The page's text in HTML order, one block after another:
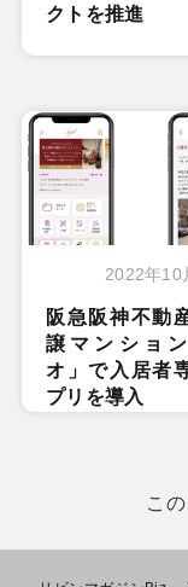
クトを推進
2022年10
阪急阪神不動
譲マンショ
オ」で入居者
プリを導入
こ